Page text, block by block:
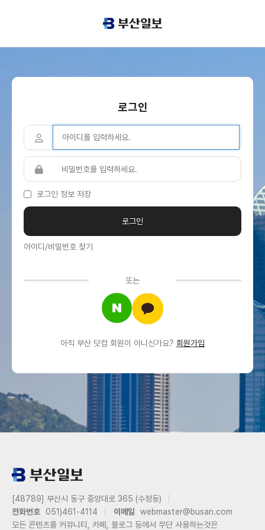
로그인
로그인 정보 저장
아이디/비밀번호 찾기
또는
아직 부산 닷컴 회원이 아니신가요? 회원가입
[48789] 부산시 동구 중앙대로 365 (수정동)
전화번호
051)461-4114 이메일
webmaster@busan.com
모든 콘텐츠를 커뮤니티, 카페, 블로그 등에서 무단 사용하는것은